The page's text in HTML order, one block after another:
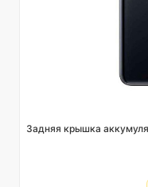
Задняя крышка